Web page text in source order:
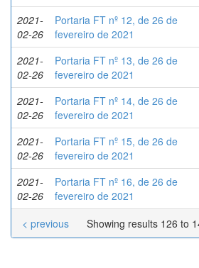
2021-
02-26
Portaria FT nº 12, de 26 de
fevereiro de 2021
2021-
02-26
Portaria FT nº 13, de 26 de
fevereiro de 2021
2021-
02-26
Portaria FT nº 14, de 26 de
fevereiro de 2021
2021-
02-26
Portaria FT nº 15, de 26 de
fevereiro de 2021
2021-
02-26
Portaria FT nº 16, de 26 de
fevereiro de 2021
Showing results 126 to
< previous